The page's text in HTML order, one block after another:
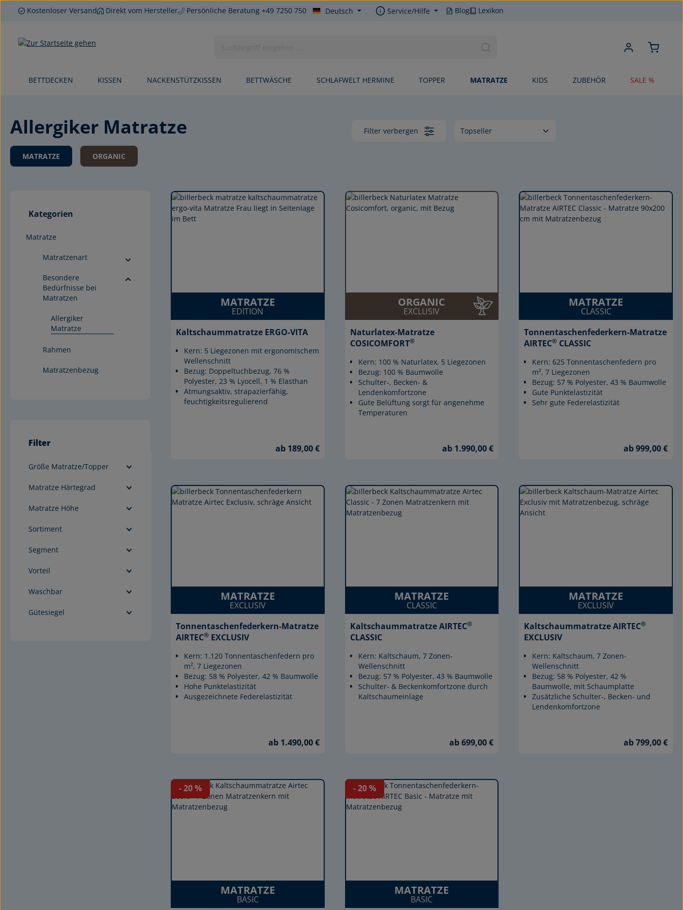
Hauptinhalt springen
Zur Suche springen
Zur Hauptnavigation springen
Kostenloser Versand Direkt vom Hersteller Persönliche Beratung +49 7250 750 Deutsch Service/Hilfe Blog Lexikon
BETTDECKEN KISSEN NACKENSTÜTZKISSEN BETTWÄSCHE SCHLAFWELT HERMINE TOPPER MATRATZE KIDS ZUBEHÖR SALE %
Allergiker Matratze Filter verbergen
MATRATZE ORGANIC
Kategorien
Matratze
Matratzenart
Besondere
Bedürfnisse bei
Matratzen
Allergiker
Matratze
Rahmen
Matratzenbezug
Filter
Größe Matratze/Topper
Matratze Härtegrad
Matratze Höhe
Sortiment
Segment
Vorteil
Waschbar
Gütesiegel
MATRATZE
EDITION
Kaltschaummatratze ERGO-VITA
Kern: 5 Liegezonen mit ergonomischem
Wellenschnitt
Bezug: Doppeltuchbezug, 76 %
Polyester, 23 % Lyocell, 1 % Elasthan
Atmungsaktiv, strapazierfähig,
feuchtigkeitsregulierend
ab 189,00 €
ORGANIC
EXCLUSIV
Naturlatex-Matratze
COSICOMFORT®
Kern: 100 % Naturlatex, 5 Liegezonen
Bezug: 100 % Baumwolle
Schulter-, Becken- &
Lendenkomfortzone
Gute Belüftung sorgt für angenehme
Temperaturen
ab 1.990,00 €
MATRATZE
CLASSIC
Tonnentaschenfederkern-Matratze
AIRTEC® CLASSIC
Kern: 625 Tonnentaschenfedern pro
m², 7 Liegezonen
Bezug: 57 % Polyester, 43 % Baumwolle
Gute Punktelastizität
Sehr gute Federelastizität
ab 999,00 €
MATRATZE
EXCLUSIV
Tonnentaschenfederkern-Matratze
AIRTEC® EXCLUSIV
Kern: 1.120 Tonnentaschenfedern pro
m², 7 Liegezonen
Bezug: 58 % Polyester, 42 % Baumwolle
Hohe Punktelastizität
Ausgezeichnete Federelastizität
ab 1.490,00 €
MATRATZE
CLASSIC
Kaltschaummatratze AIRTEC®
CLASSIC
Kern: Kaltschaum, 7 Zonen-
Wellenschnitt
Bezug: 57 % Polyester, 43 % Baumwolle
Schulter- & Beckenkomfortzone durch
Kaltschaumeinlage
ab 699,00 €
MATRATZE
EXCLUSIV
Kaltschaummatratze AIRTEC®
EXCLUSIV
Kern: Kaltschaum, 7 Zonen-
Wellenschnitt
Bezug: 58 % Polyester, 42 %
Baumwolle, mit Schaumplatte
Zusätzliche Schulter-, Becken- und
Lendenkomfortzone
ab 799,00 €
- 20%
MATRATZE
BASIC
- 20%
MATRATZE
BASIC